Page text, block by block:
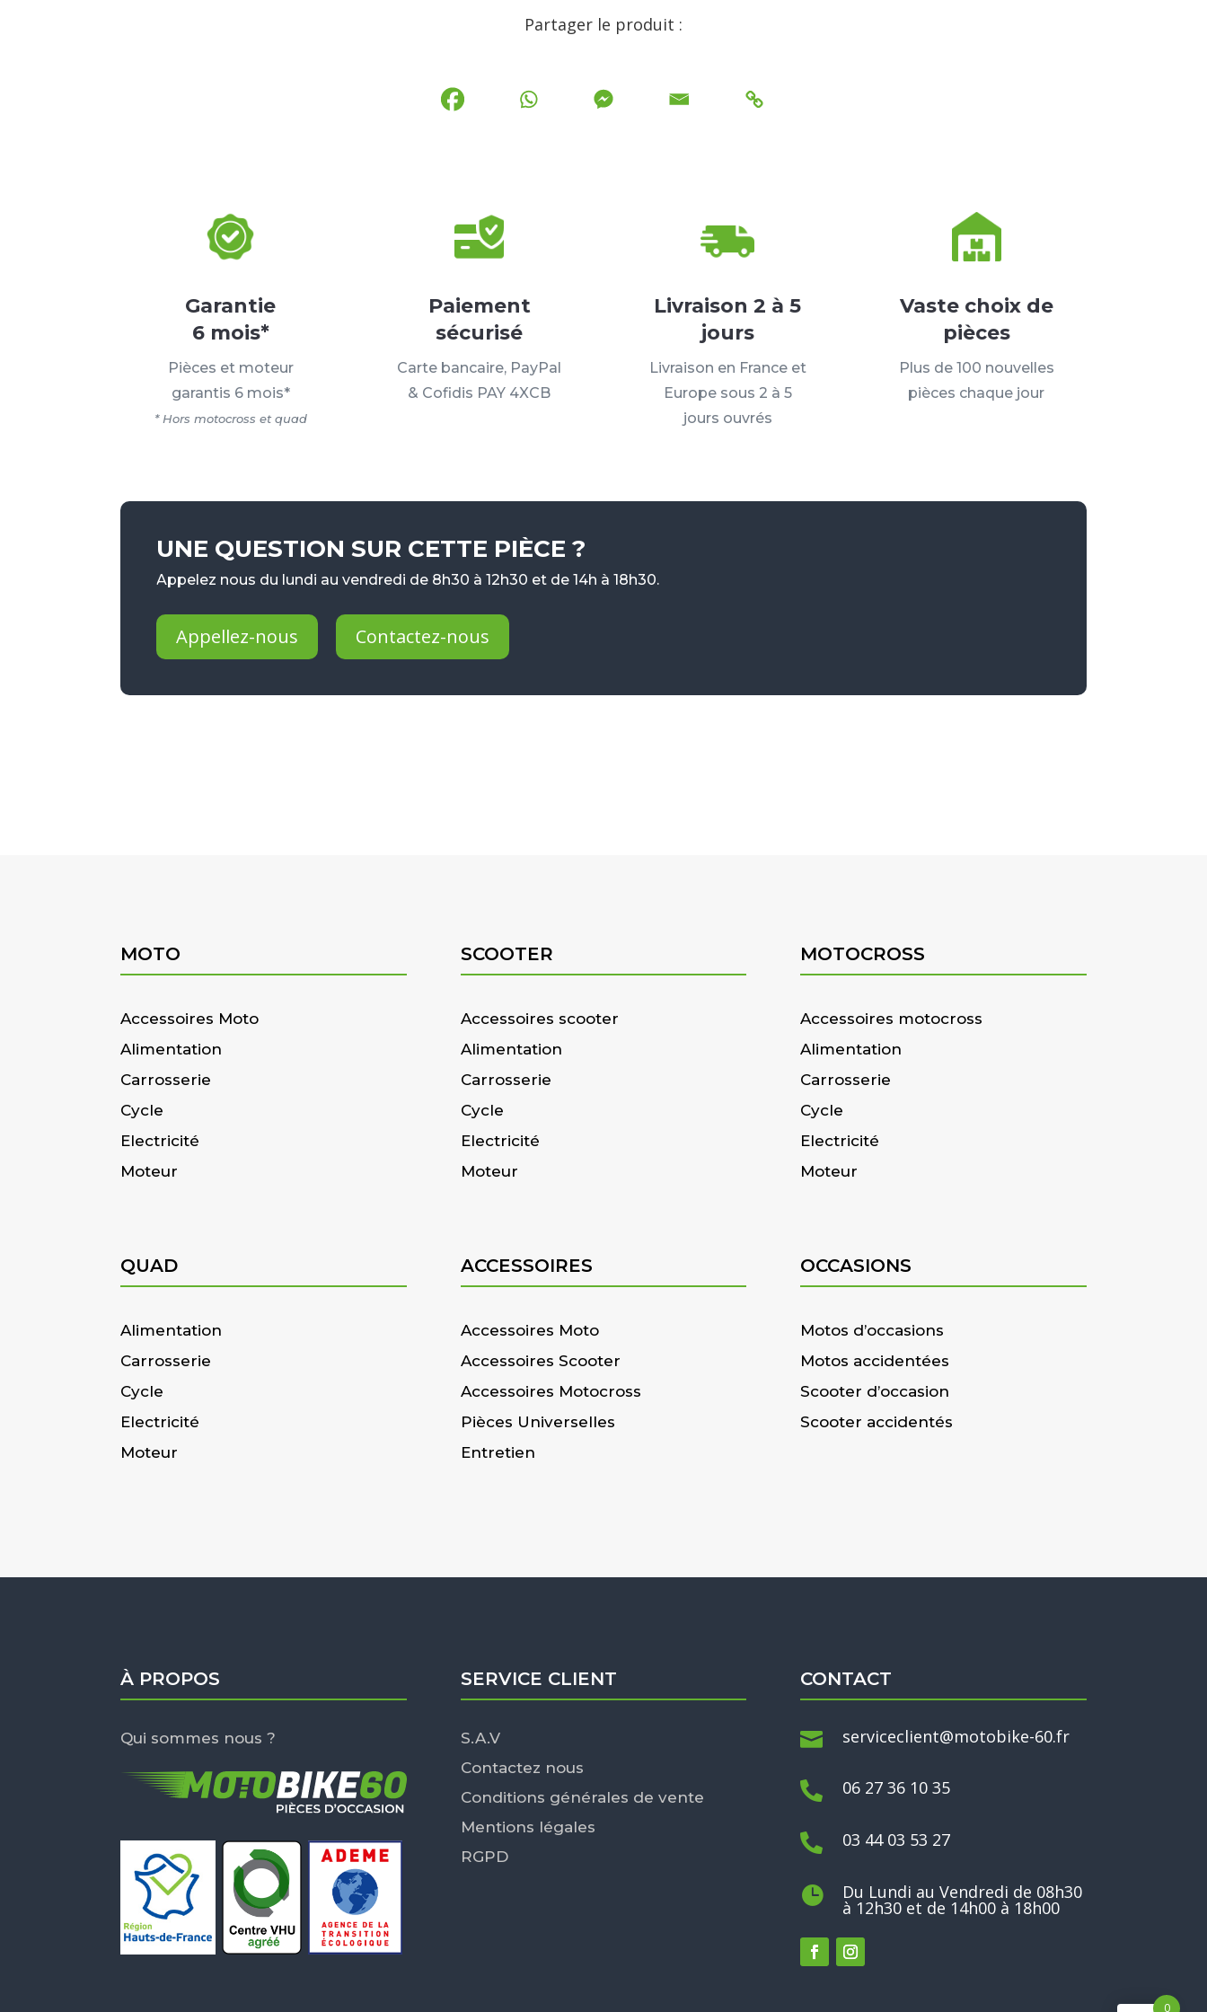
Partager le produit :
Garantie
6 mois*
Pièces et moteur
garantis 6 mois*
* Hors motocross et quad
Paiement
sécurisé
Carte bancaire, PayPal
& Cofidis PAY 4XCB
Livraison 2 à 5
jours
Livraison en France et
Europe sous 2 à 5
jours ouvrés
Vaste choix de
pièces
Plus de 100 nouvelles
pièces chaque jour
UNE QUESTION SUR CETTE PIÈCE ?
Appelez nous du lundi au vendredi de 8h30 à 12h30 et de 14h à 18h30.
Appellez-nous Contactez-nous
MOTO
Accessoires Moto
Alimentation
Carrosserie
Cycle
Electricité
Moteur
SCOOTER
Accessoires scooter
Alimentation
Carrosserie
Cycle
Electricité
Moteur
MOTOCROSS
Accessoires motocross
Alimentation
Carrosserie
Cycle
Electricité
Moteur
QUAD
Alimentation
Carrosserie
Cycle
Electricité
Moteur
ACCESSOIRES
Accessoires Moto
Accessoires Scooter
Accessoires Motocross
Pièces Universelles
Entretien
OCCASIONS
Motos d’occasions
Motos accidentées
Scooter d’occasion
Scooter accidentés
À PROPOS
Qui sommes nous ?
SERVICE CLIENT
S.A.V
Contactez nous
Conditions générales de vente
Mentions légales
RGPD
CONTACT
 serviceclient@motobike-60.fr
 06 27 36 10 35
 03 44 03 53 27
 Du Lundi au Vendredi de 08h30
à 12h30 et de 14h00 à 18h00
0